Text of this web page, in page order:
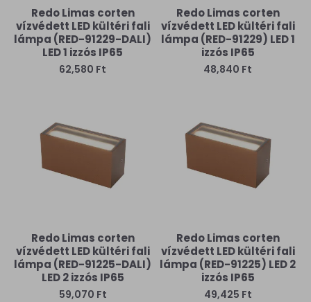
Redo Limas corten
vízvédett LED kültéri fali
lámpa (RED-91229-DALI)
LED 1 izzós IP65
62,580 Ft
Redo Limas corten
vízvédett LED kültéri fali
lámpa (RED-91229) LED 1
izzós IP65
48,840 Ft
Redo Limas corten
vízvédett LED kültéri fali
lámpa (RED-91225-DALI)
LED 2 izzós IP65
59,070 Ft
Redo Limas corten
vízvédett LED kültéri fali
lámpa (RED-91225) LED 2
izzós IP65
49,425 Ft